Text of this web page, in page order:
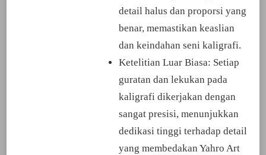
detail halus dan proporsi yang
benar, memastikan keaslian
dan keindahan seni kaligrafi.
Ketelitian Luar Biasa: Setiap
guratan dan lekukan pada
kaligrafi dikerjakan dengan
sangat presisi, menunjukkan
dedikasi tinggi terhadap detail
yang membedakan Yahro Art